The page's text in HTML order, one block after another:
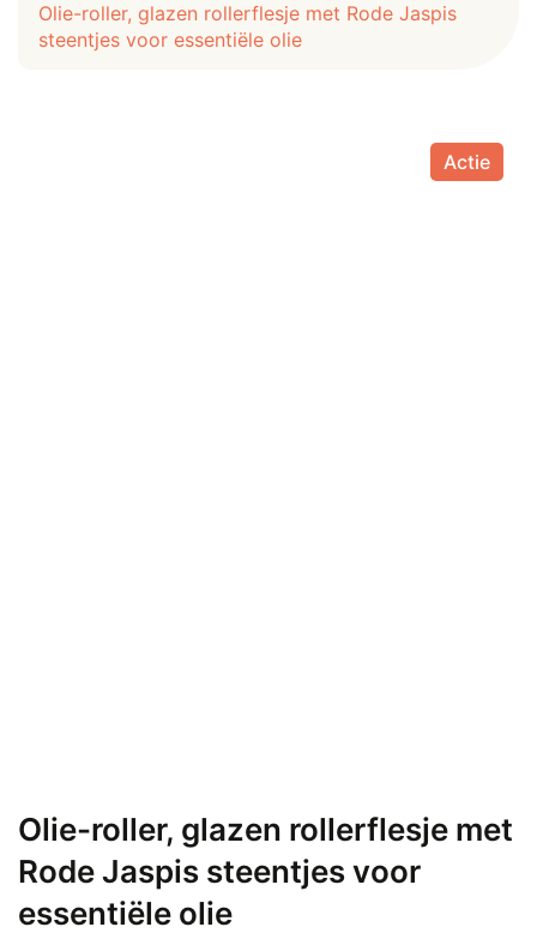
Olie-roller, glazen rollerflesje met Rode Jaspis
steentjes voor essentiële olie
Actie
Olie-roller, glazen rollerflesje met
Rode Jaspis steentjes voor
essentiële olie